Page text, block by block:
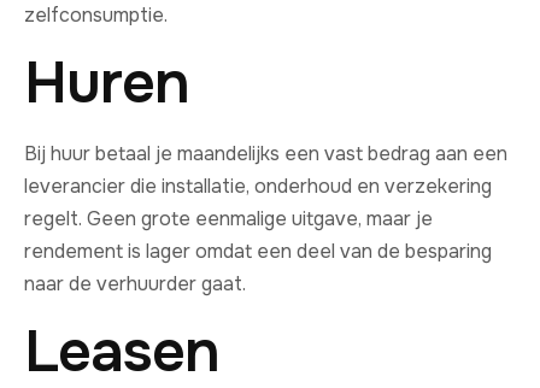
zelfconsumptie.
Huren
Bij huur betaal je maandelijks een vast bedrag aan een
leverancier die installatie, onderhoud en verzekering
regelt. Geen grote eenmalige uitgave, maar je
rendement is lager omdat een deel van de besparing
naar de verhuurder gaat.
Leasen